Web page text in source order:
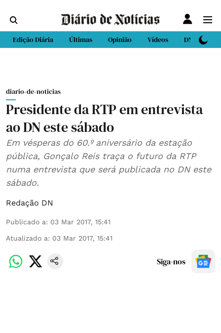
Edição Diária Últimas Opinião Vídeos DN Sport
diario-de-noticias
Presidente da RTP em entrevista
ao DN este sábado
Em vésperas do 60.º aniversário da estação
pública, Gonçalo Reis traça o futuro da RTP
numa entrevista que será publicada no DN este
sábado.
Redação DN
Publicado a: 03 Mar 2017, 15:41
Atualizado a: 03 Mar 2017, 15:41
Siga-nos